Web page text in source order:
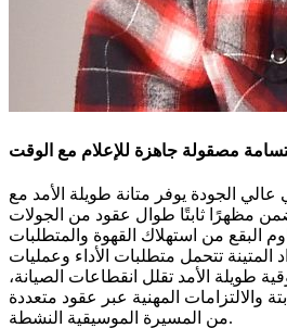
مصقولة جاهزة للإعلام مع الوقت
الجودة يوفر متانة طويلة الأمد مع
مظهرًا ثابتًا طوال عقود من الجولات
البقع من استهلاك القهوة والمتطلبات
المتينة تتحمل متطلبات الأداء وعمليات
طويلة الأمد تقلل انقطاعات الصيانة،
والالتزامات المهنية عبر عقود متعددة
من المسيرة الموسيقية النشطة.